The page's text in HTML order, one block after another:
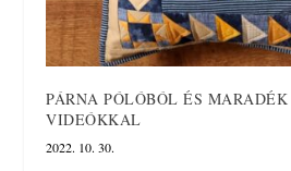
PÁRNA PÓLÓBÓL ÉS
VIDEÓKKAL
2022. 10. 30.